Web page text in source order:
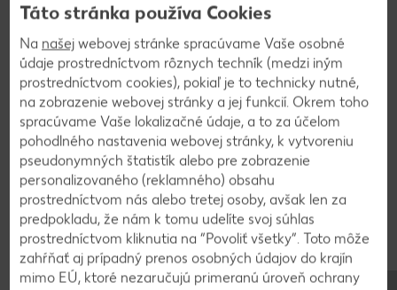
ponuku -10 % na nákup detského sortimentu či drogérie
Zľava 10 % sa vzťahuje na nákup detského sortimentu,
drogérie, kozmetiky a ďalšieho sortimentu na e-shope
martons.sk s výnimkou zdravotníckych pomôcok a plienok.
Špeciálna zľava:
Zľava 15 % na produktový rad Martons silikónového riadu s
prísavkou, ktoré bránia voči prevráteniu tanierov alebo
misiek.
Zľavu si môžete uplatniť pri objednávke na e-shope
Martons.skzadaním zľavového kódu v nákupnom košíku do
políčka“Kupón”. Zľavu nie je možné kombinovať s inými
zľavami a akciami. Zľava sa nedá uplatniť spätne.
Táto stránka používa Cookies
Na našej webovej stránke spracúvame Vaše osobné
údaje prostredníctvom rôznych techník (medzi iným
prostredníctvom cookies), pokiaľ je to technicky nutné,
na zobrazenie webovej stránky a jej funkcií. Okrem toho
spracúvame Vaše lokalizačné údaje, a to za účelom
pohodlného nastavenia webovej stránky, k vytvoreniu
pseudonymných štatistík alebo pre zobrazenie
personalizovaného (reklamného) obsahu
prostredníctvom nás alebo tretej osoby, avšak len za
predpokladu, že nám k tomu udelíte svoj súhlas
prostredníctvom kliknutia na “Povoliť všetky”. Toto môže
zahŕňať aj prípadný prenos osobných údajov do krajín
mimo EÚ, ktoré nezaručujú primeranú úroveň ochrany